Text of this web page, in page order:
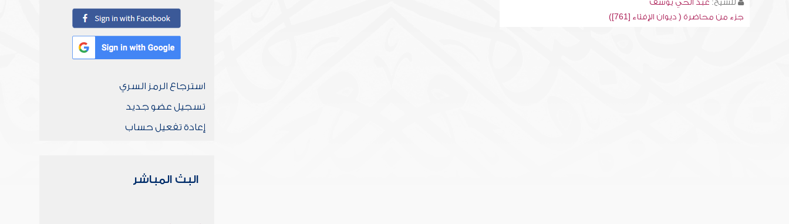
للشيخ: عبد الحي يوسف
جزء من محاضرة ( ديوان الإفتاء [761])
استرجاع الرمز السري
تسجيل عضو جديد
إعادة تفعيل حساب
البث المباشر